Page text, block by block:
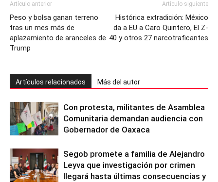
Artículo anterior
Peso y bolsa ganan terreno
tras un mes más de
aplazamiento de aranceles de
Trump
Artículo siguiente
Histórica extradición: México
da a EU a Caro Quintero, El Z-
40 y otros 27 narcotraficantes
Artículos relacionados Más del autor
Con protesta, militantes de Asamblea
Comunitaria demandan audiencia con
Gobernador de Oaxaca
Segob promete a familia de Alejandro
Leyva que investigación por crimen
llegará hasta últimas consecuencias y